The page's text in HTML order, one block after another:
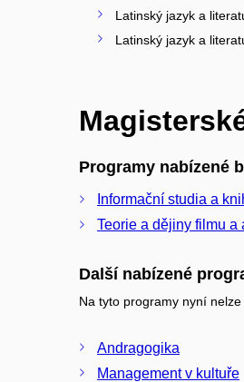
Latinský jazyk a
Latinský jazyk a
Programy nabízené
Informační studia a
Teorie a dějiny filmu
Další nabízené
Na tyto programy nyní
Andragogika
Management v kultuře